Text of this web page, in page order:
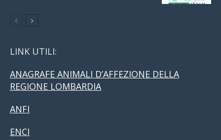
LINK UTILI:
ANAGRAFE ANIMALI D’AFFEZIONE DELLA
REGIONE LOMBARDIA
ANFI
ENCI